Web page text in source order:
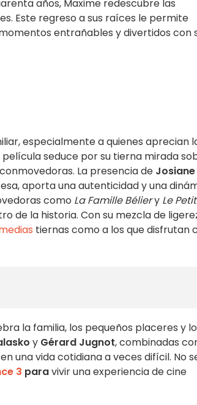
años, Maxime redescubre las
Este regreso a sus raíces le permite
entrañables y divertidos con
especialmente a quienes aprecian
seduce por su tierna mirada
La presencia de Josiane
aporta una autenticidad y una
como La Famille Béliery Le Petit
de la historia. Con su mezcla de
tiernas como a los que disfrutan
la familia, los pequeños placeres y
y Gérard Jugnot, combinadas
una vida cotidiana a veces difícil. No
3 paravivir una experiencia de cine